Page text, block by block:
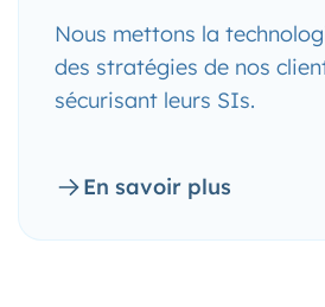
Nous mettons la
des stratégies de nos
sécurisant leurs SIs.
En savoir plus